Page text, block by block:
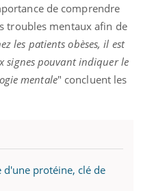
de comprendre
troubles mentaux afin de
les patients obèses, il est
signes pouvant indiquer le
mentale" concluent les
d'une protéine, clé de